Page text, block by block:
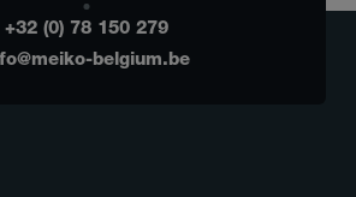
+32 (0) 78 150 279
belgium.be